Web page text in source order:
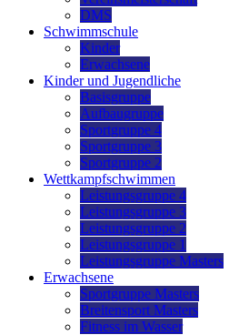
DMS
Schwimmschule
Kinder
Erwachsene
Kinder und Jugendliche
Basisgruppe
Aufbaugruppe
Sportgruppe 4
Sportgruppe 3
Sportgruppe 2
Wettkampfschwimmen
Leistungsgruppe 4
Leistungsgruppe 3
Leistungsgruppe 2
Leistungsgruppe 1
Leistungsgruppe Masters
Erwachsene
Sportgruppe Masters
Breitensport Masters
Fitness im Wasser